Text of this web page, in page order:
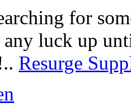
for
any luck up
Resurge